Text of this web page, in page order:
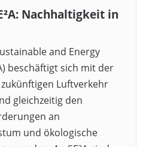
Nachhaltigkeit in
and Energy
beschäftigt sich mit der
Luftverkehr
gleichzeitig den
an
und ökologische